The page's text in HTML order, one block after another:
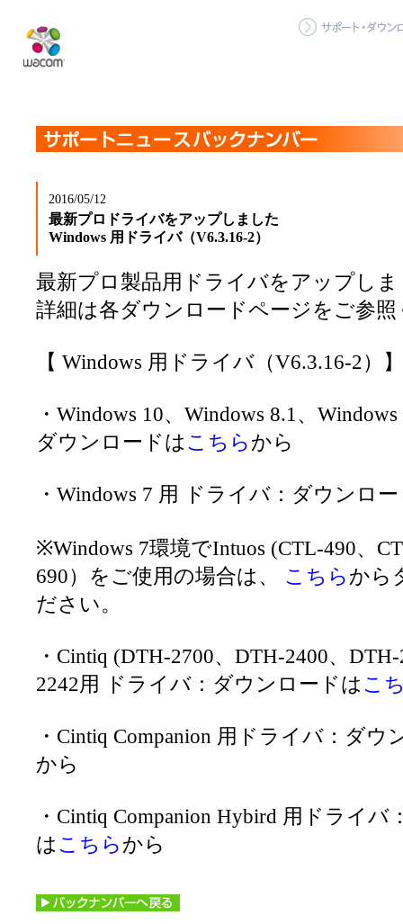
2016/05/12
最新プロドライバをアップしました
Windows 用ドライバ（V6.3.16-2）
最新プロ製品用ドライバをアップし
詳細は各ダウンロードページをご参
【 Windows 用ドライバ（V6.3.16-2）】
・Windows 10、Windows 8.1、
ダウンロードはこちらから
・Windows 7 用 ドライバ：ダウンロ
※Windows 7環境でIntuos (CTL-490、
690）をご使用の場合は、 こちらから
ださい。
・Cintiq (DTH-2700、DTH-2400、
2242用 ドライバ：ダウンロードはこ
・Cintiq Companion 用ドライバ：ダウ
から
・Cintiq Companion Hybird 用ドライ
はこちらから